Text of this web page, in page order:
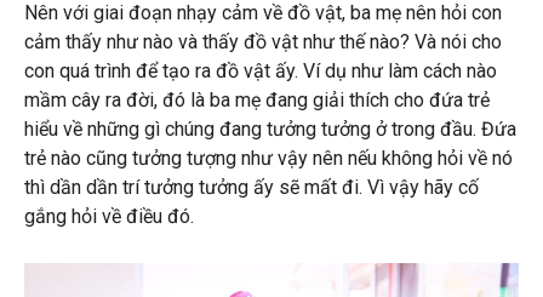
Nên với giai đoạn nhạy cảm về đồ vật, ba mẹ nên hỏi con
cảm thấy như nào và thấy đồ vật như thế nào? Và nói cho
con quá trình để tạo ra đồ vật ấy. Ví dụ như làm cách nào
mầm cây ra đời, đó là ba mẹ đang giải thích cho đứa trẻ
hiểu về những gì chúng đang tưởng tưởng ở trong đầu. Đứa
trẻ nào cũng tưởng tượng như vậy nên nếu không hỏi về nó
thì dần dần trí tưởng tưởng ấy sẽ mất đi. Vì vậy hãy cố
gắng hỏi về điều đó.